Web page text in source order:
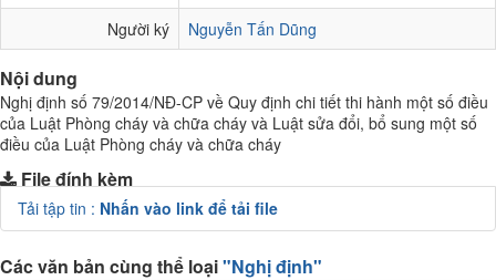
Người ký
Nguyễn Tấn Dũng
Nội dung
Nghị định số 79/2014/NĐ-CP về Quy định chi tiết thi hành một số điều
của Luật Phòng cháy và chữa cháy và Luật sửa đổi, bổ sung một số
điều của Luật Phòng cháy và chữa cháy
File đính kèm
Tải tập tin : Nhấn vào link để tải file
Các văn bản cùng thể loại"Nghị định"